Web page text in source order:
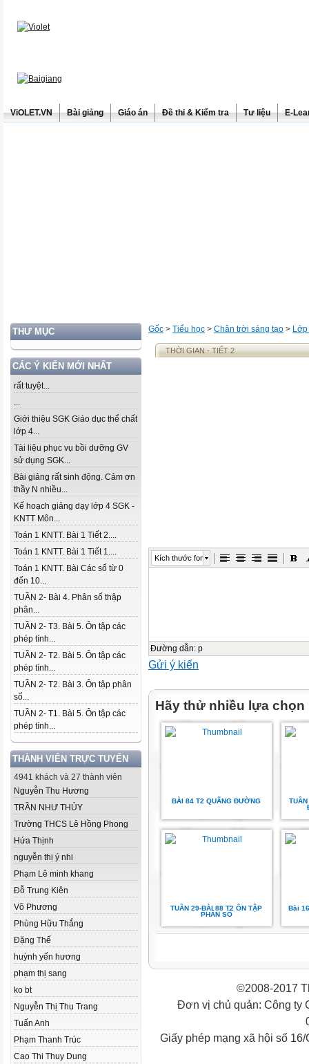
ViOLET.VN Bài giảng Giáo án Đề thi & Kiểm tra Tư liệu E-
THƯ MỤC
CÁC Ý KIẾN MỚI NHẤT
rất tuyệt...
...
Giới thiệu SGK Giáo dục thể chất
lớp 4...
Tài liệu phục vụ bồi dưỡng GV
sử dụng SGK...
Bài giảng rất sinh động. Cảm ơn
thầy N nhiều...
Kế hoạch giảng dạy lớp 4 SGK -
KNTT Môn...
Toán 1 KNTT. Bài 1 Tiết 2....
Toán 1 KNTT. Bài 1 Tiết 1....
Toán 1 KNTT. Bài Các số từ 0
đến 10...
TUẦN 2- Bài 4. Phân số thập
phân...
TUẦN 2- T3. Bài 5. Ôn tập các
phép tính...
TUẦN 2- T2. Bài 5. Ôn tập các
phép tính...
TUẦN 2- T2. Bài 3. Ôn tập phân
số...
TUẦN 2- T1. Bài 5. Ôn tập các
phép tính...
THÀNH VIÊN TRỰC TUYẾN
4941 khách và 27 thành viên
Nguyễn Thu Hương
TRẦN NHƯ THỦY
Trường THCS Lê Hồng Phong
Hứa Thịnh
nguyễn thị ý nhi
Phạm Lê minh khang
Đỗ Trung Kiên
Võ Phương
Phùng Hữu Thắng
Đặng Thế
huỳnh yến hương
phạm thị sang
ko bt
Nguyễn Thị Thu Trang
Tuấn Anh
Phạm Thanh Trúc
Cao Thi Thuy Dung
Gốc > Tiểu học > Chân trời sáng tạo >
THỜI GIAN - TIẾT 2
Kích thước font
Đường dẫn: p
Gửi ý kiến
Hãy thử nhiều lựa chọn
BÀI 84 T2 QUÃNG ĐƯỜNG
TUẦN 29-BÀI 88 T2 ÔN TẬP
PHÂN SỐ
Bài
©2008-2017
Đơn vị chủ quản: Công ty
Giấy phép mạng xã hội số